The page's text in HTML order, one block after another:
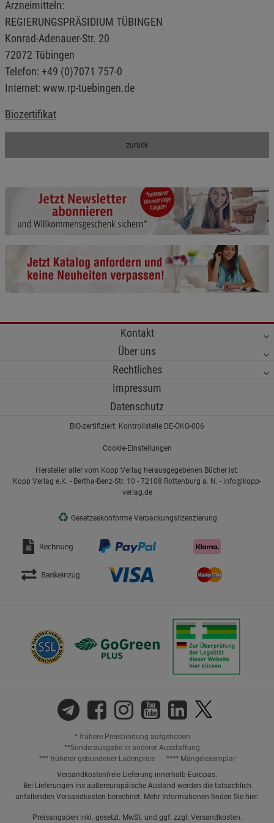
Arzneimitteln:
REGIERUNGSPRÄSIDIUM TÜBINGEN
Konrad-Adenauer-Str. 20
72072 Tübingen
Telefon: +49 (0)7071 757-0
Internet: www.rp-tuebingen.de
Biozertifikat
zurück
Kontakt
Über uns
Rechtliches
Impressum
Datenschutz
BIO-zertifiziert: Kontrollstelle DE-ÖKO-006
Cookie-Einstellungen
Hersteller aller vom Kopp Verlag herausgegebenen Bücher ist:
Kopp Verlag e.K. - Bertha-Benz-Str. 10 - 72108 Rottenburg a. N. - info@kopp-
verlag.de
♻ Gesetzeskonforme Verpackungslizenzierung
* frühere Preisbindung aufgehoben
**Sonderausgabe in anderer Ausstattung
*** früherer gebundener Ladenpreis
**** Mängelexemplar
Versandkostenfreie Lieferung innerhalb Europas.
Bei Lieferungen ins außereuropäische Ausland werden die tatsächlich
anfallenden Versandkosten berechnet. Mehr Informationen finden Sie hier.
Preisangaben inkl. gesetzl. MwSt. und ggf. zzgl. Versandkosten.
Statistik Cookies (2)
Cookie-Informationen
Marketing Cookies (3)
Beschreibung Marketing Cookies
Cookie-Informationen